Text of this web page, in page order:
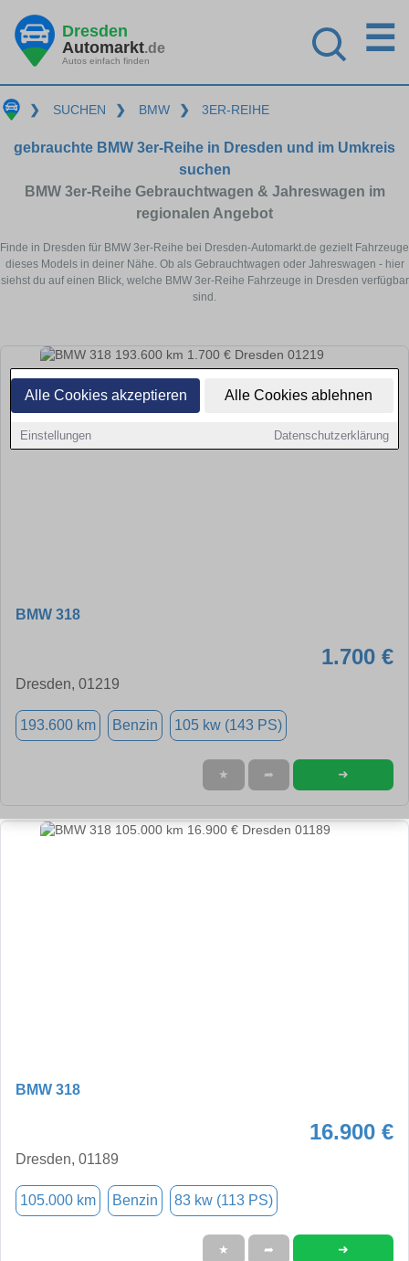
Alle Cookies akzeptieren Alle Cookies ablehnen
Einstellungen Datenschutzerklärung
Dresden
Automarkt.de
Autos einfach finden
☰
❯ SUCHEN ❯ BMW ❯ 3ER-REIHE
gebrauchte BMW 3er-Reihe in Dresden und im Umkreis
suchen
BMW 3er-Reihe Gebrauchtwagen & Jahreswagen im
regionalen Angebot
Finde in Dresden für BMW 3er-Reihe bei Dresden-Automarkt.de gezielt Fahrzeuge
dieses Models in deiner Nähe. Ob als Gebrauchtwagen oder Jahreswagen - hier
siehst du auf einen Blick, welche BMW 3er-Reihe Fahrzeuge in Dresden verfügbar
sind.
BMW 318
1.700 €
Dresden, 01219
193.600 km Benzin 105 kw (143 PS)
★ ➦ ➜
BMW 318
16.900 €
Dresden, 01189
105.000 km Benzin 83 kw (113 PS)
★ ➦ ➜